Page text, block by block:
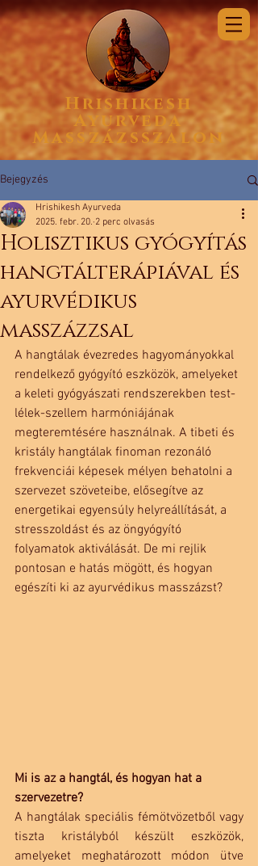
Hrishikesh
Ayurveda
Masszázsszalon
Bejegyzés
Holisztikus gyógyítás
hangtálterápiával és
ayurvédikus
masszázzsal
Hrishikesh Ayurveda
2025. febr. 20. 2 perc olvasás
A hangtálak évezredes hagyományokkal
rendelkező gyógyító eszközök, amelyeket
a keleti gyógyászati rendszerekben test-
lélek-szellem harmóniájának
megteremtésére használnak. A tibeti és
kristály hangtálak finoman rezonáló
frekvenciái képesek mélyen behatolni a
szervezet szöveteibe, elősegítve az
energetikai egyensúly helyreállítását, a
stresszoldást és az öngyógyító
folyamatok aktiválását. De mi rejlik
pontosan e hatás mögött, és hogyan
egészíti ki az ayurvédikus masszázst?
Mi is az a hangtál, és hogyan hat a
szervezetre?
A hangtálak speciális fémötvözetből vagy
tiszta kristályból készült eszközök,
amelyeket meghatározott módon ütve